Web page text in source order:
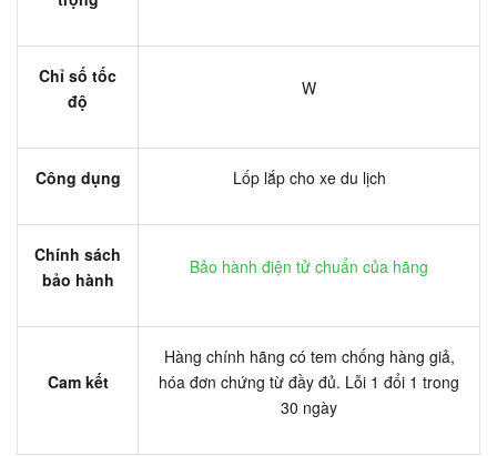
Chỉ số tốc
độ
W
Công dụng Lốp lắp cho xe du lịch
Chính sách
bảo hành
Bảo hành điện tử chuẩn của hãng
Cam kết
Hàng chính hãng có tem chống hàng giả,
hóa đơn chứng từ đầy đủ. Lỗi 1 đổi 1 trong
30 ngày